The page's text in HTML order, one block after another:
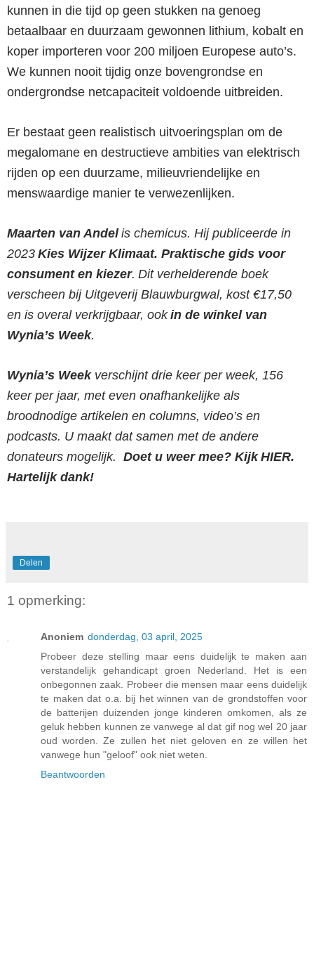
kunnen in die tijd op geen stukken na genoeg
betaalbaar en duurzaam gewonnen lithium, kobalt en
koper importeren voor 200 miljoen Europese auto’s.
We kunnen nooit tijdig onze bovengrondse en
ondergrondse netcapaciteit voldoende uitbreiden.
Er bestaat geen realistisch uitvoeringsplan om de
megalomane en destructieve ambities van elektrisch
rijden op een duurzame, milieuvriendelijke en
menswaardige manier te verwezenlijken.
Maarten van Andelis chemicus. Hij publiceerde in
2023 Kies Wijzer Klimaat. Praktische gids voor
consument en kiezer. Dit verhelderende boek
verscheen bij Uitgeverij Blauwburgwal, kost €17,50
en is overal verkrijgbaar, ookin de winkel van
Wynia’s Week.
Wynia’s Weekverschijnt drie keer per week, 156
keer per jaar, met even onafhankelijke als
broodnodige artikelen en columns, video’s en
podcasts. U maakt dat samen met de andere
donateurs mogelijk. Doet u weer mee? Kijk HIER.
Hartelijk dank!
Delen
1 opmerking:
Anoniem donderdag, 03 april, 2025
Probeer deze stelling maar eens duidelijk te maken aan
verstandelijk gehandicapt groen Nederland. Het is een
onbegonnen zaak. Probeer die mensen maar eens duidelijk
te maken dat o.a. bij het winnen van de grondstoffen voor
de batterijen duizenden jonge kinderen omkomen, als ze
geluk hebben kunnen ze vanwege al dat gif nog wel 20 jaar
oud worden. Ze zullen het niet geloven en ze willen het
vanwege hun "geloof" ook niet weten.
Beantwoorden